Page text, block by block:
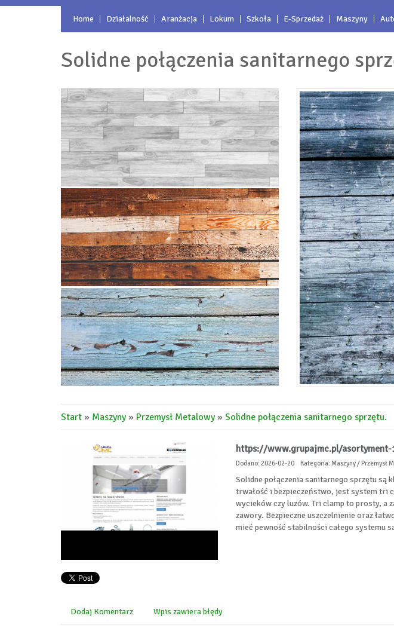
Home Działalność Aranżacja Lokum Szkoła E-Sprzedaż Maszyny
Solidne połączenia sanitarnego
Start » Maszyny» Przemysł Metalowy» Solidne połączenia sanitarnego sprzętu.
https://www.grupajmc.pl/
Dodano: 2026-02-20 Kategoria: Maszyny / Przemysł
Solidne połączenia sanitarnego sprzętu
trwałość i bezpieczeństwo, jest system tri
wycieków czy luzów. Tri clamp to prosty, a
zawory. Bezpieczne uszczelnienie oraz
mieć pewność stabilności całego systemu
Dodaj Komentarz Wpis zawiera błędy